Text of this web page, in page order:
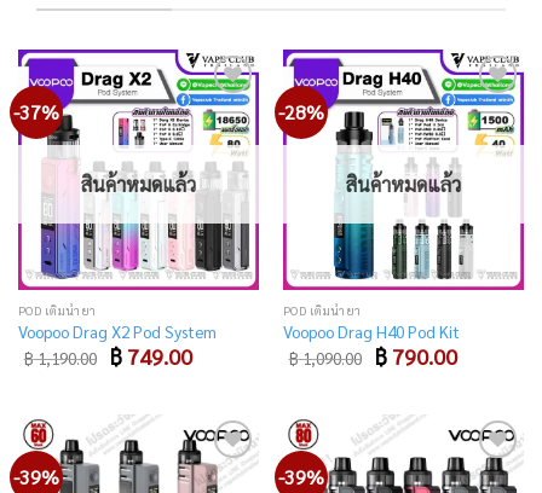
-37%
Add
to
wishlist
สินค้าหมดแล้ว
POD เติมน้ำยา
Voopoo Drag X2 Pod System
฿1,190.00 Original
price
฿ 749.00Current
price
-28%
Add
to
wishlist
สินค้าหมดแล้ว
POD เติมน้ำยา
Voopoo Drag H40 Pod Kit
฿1,090.00 Original
price
฿ 790.00Current
price
-39%
Add
-39%
Add